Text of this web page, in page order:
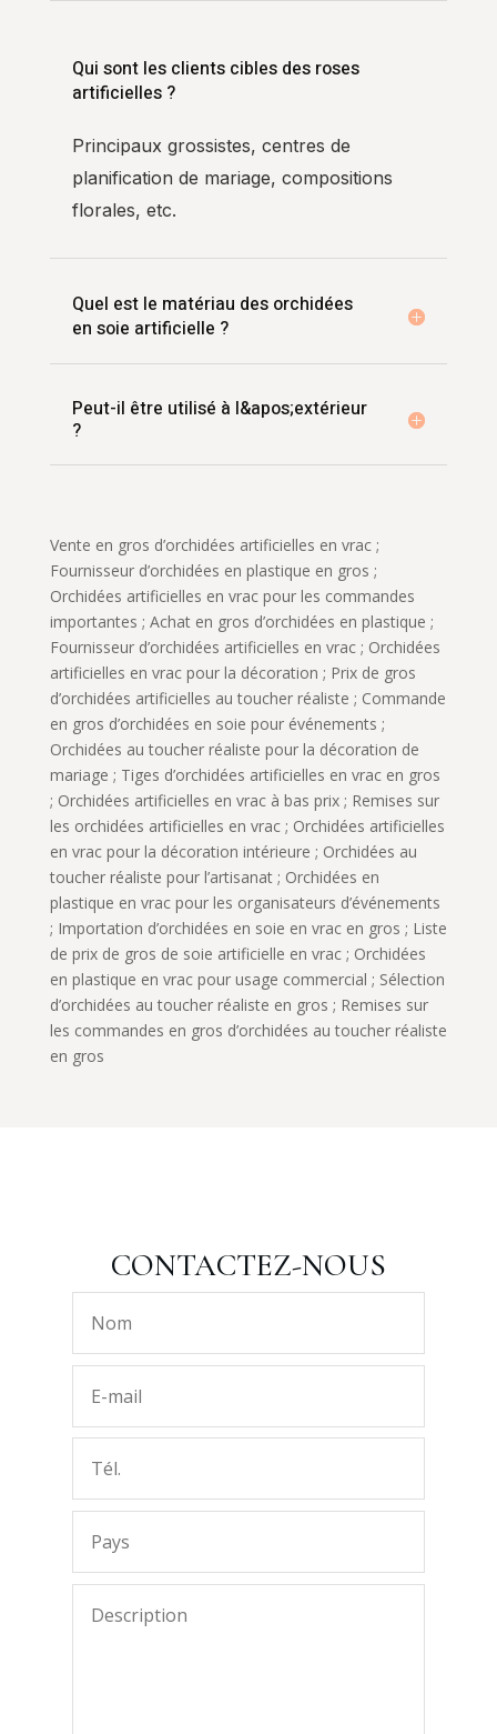
Qui sont les clients cibles des roses
artificielles ?
Principaux grossistes, centres de
planification de mariage, compositions
florales, etc.
Quel est le matériau des orchidées
en soie artificielle ?
Peut-il être utilisé à l&apos;extérieur
?
Vente en gros d’orchidées artificielles en vrac ;
Fournisseur d’orchidées en plastique en gros ;
Orchidées artificielles en vrac pour les commandes
importantes ; Achat en gros d’orchidées en plastique ;
Fournisseur d’orchidées artificielles en vrac ; Orchidées
artificielles en vrac pour la décoration ; Prix de gros
d’orchidées artificielles au toucher réaliste ; Commande
en gros d’orchidées en soie pour événements ;
Orchidées au toucher réaliste pour la décoration de
mariage ; Tiges d’orchidées artificielles en vrac en gros
; Orchidées artificielles en vrac à bas prix ; Remises sur
les orchidées artificielles en vrac ; Orchidées artificielles
en vrac pour la décoration intérieure ; Orchidées au
toucher réaliste pour l’artisanat ; Orchidées en
plastique en vrac pour les organisateurs d’événements
; Importation d’orchidées en soie en vrac en gros ; Liste
de prix de gros de soie artificielle en vrac ; Orchidées
en plastique en vrac pour usage commercial ; Sélection
d’orchidées au toucher réaliste en gros ; Remises sur
les commandes en gros d’orchidées au toucher réaliste
en gros
CONTACTEZ-NOUS